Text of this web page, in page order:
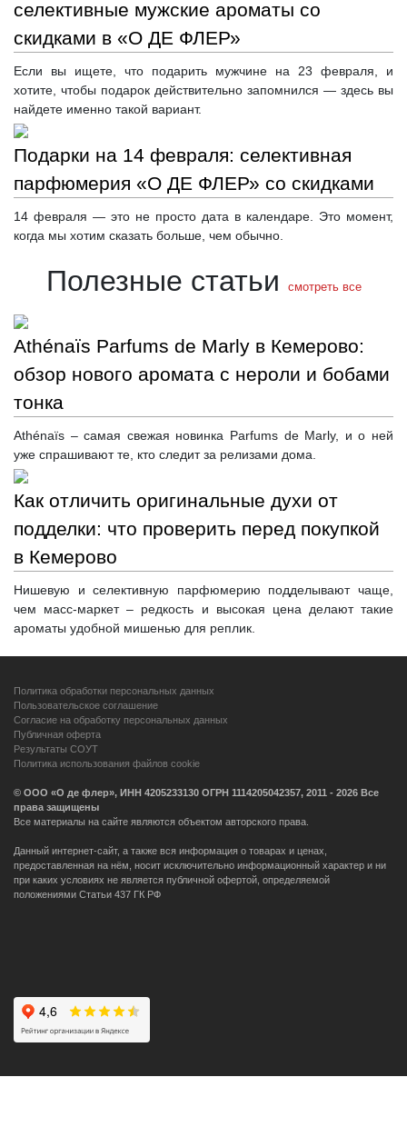
селективные мужские ароматы со
скидками в «О ДЕ ФЛЕР»
Если вы ищете, что подарить мужчине на 23 февраля, и
хотите, чтобы подарок действительно запомнился — здесь вы
найдете именно такой вариант.
Подарки на 14 февраля: селективная
парфюмерия «О ДЕ ФЛЕР» со скидками
14 февраля — это не просто дата в календаре. Это момент,
когда мы хотим сказать больше, чем обычно.
Полезные статьи смотреть все
Athénaïs Parfums de Marly в Кемерово:
обзор нового аромата с нероли и бобами
тонка
Athénaïs – самая свежая новинка Parfums de Marly, и о ней
уже спрашивают те, кто следит за релизами дома.
Как отличить оригинальные духи от
подделки: что проверить перед покупкой
в Кемерово
Нишевую и селективную парфюмерию подделывают чаще,
чем масс-маркет – редкость и высокая цена делают такие
ароматы удобной мишенью для реплик.
Политика обработки персональных данных
Пользовательское соглашение
Согласие на обработку персональных данных
Публичная оферта
Результаты СОУТ
Политика использования файлов cookie
© ООО «О де флер», ИНН 4205233130 ОГРН 1114205042357, 2011 - 2026 Все
права защищены
Все материалы на сайте являются объектом авторского права.
Данный интернет-сайт, а также вся информация о товарах и ценах,
предоставленная на нём, носит исключительно информационный характер и ни
при каких условиях не является публичной офертой, определяемой
положениями Статьи 437 ГК РФ